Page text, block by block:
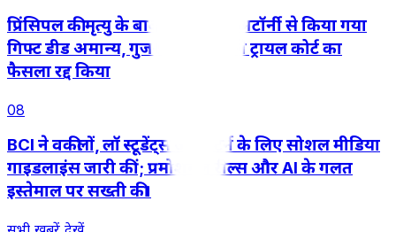
प्रिंसिपल की मृत्यु के बाद पावर ऑफ अटॉर्नी से किया गया
गिफ्ट डीड अमान्य, गुजरात हाईकोर्ट ने ट्रायल कोर्ट का
फैसला रद्द किया
08
BCI ने वकीलों, लॉ स्टूडेंट्स और इंटर्न के लिए सोशल मीडिया
गाइडलाइंस जारी कीं; प्रमोशनल रील्स और AI के गलत
इस्तेमाल पर सख्ती की।